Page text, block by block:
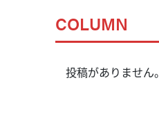
COLUMN
投稿がありません。